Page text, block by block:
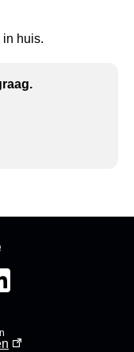
in huis.